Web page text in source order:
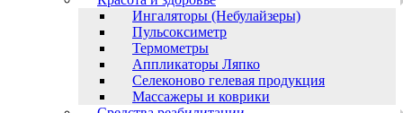
Ингаляторы (Небулайзеры)
Пульсоксиметр
Термометры
Аппликаторы Ляпко
Селеконово гелевая продукция
Массажеры и коврики